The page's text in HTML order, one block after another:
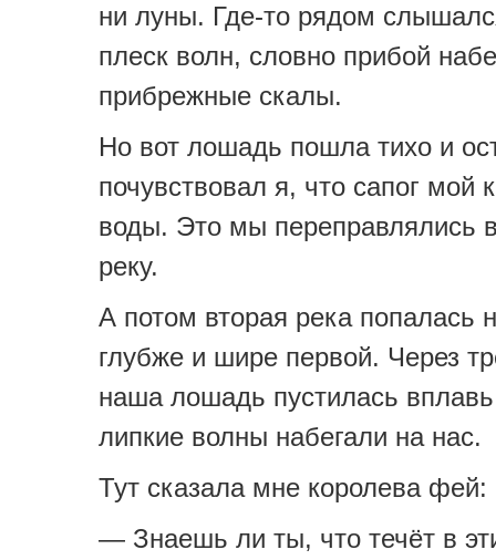
ни луны. Где-то рядом
плеск волн, словно прибой
прибрежные скалы.
Но вот лошадь пошла тихо и
почувствовал я, что сапог мой
воды. Это мы переправлялись
реку.
А потом вторая река попалась
глубже и шире первой. Через
наша лошадь пустилась
липкие волны набегали на нас.
Тут сказала мне королева фей:
— Знаешь ли ты, что течёт в